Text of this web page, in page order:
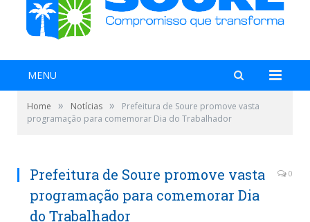
MENU
Home » Notícias »
Prefeitura de Soure promove vasta
programação para comemorar Dia do Trabalhador
Prefeitura de Soure promove vasta
programação para comemorar Dia
do Trabalhador
0